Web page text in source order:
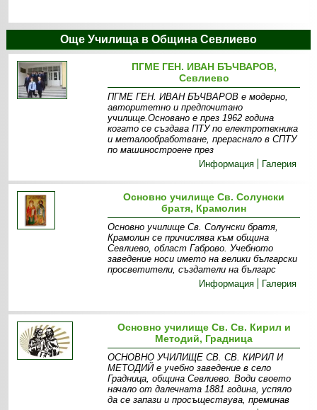
Още Училища в Община Севлиево
ПГМЕ ГЕН. ИВАН БЪЧВАРОВ,
Севлиево
ПГМЕ ГЕН. ИВАН БЪЧВАРОВ e модерно,
авторитетно и предпочитано
училище.Основано е през 1962 година
когато се създава ПТУ по електротехника
и металообработване, прераснало в СПТУ
по машиностроене през
Информация
Галерия
Основно училище Св. Солунски
братя, Крамолин
Основно училище Св. Солунски братя,
Крамолин се причислява към община
Севлиево, област Габрово. Учебното
заведение носи името на велики български
просветители, създатели на българс
Информация
Галерия
Основно училище Св. Св. Кирил и
Методий, Градница
ОСНОВНО УЧИЛИЩЕ СВ. СВ. КИРИЛ И
МЕТОДИЙ е учебно заведение в село
Градница, община Севлиево. Води своето
начало от далечната 1881 година, успяло
да се запази и просъществува, преминав